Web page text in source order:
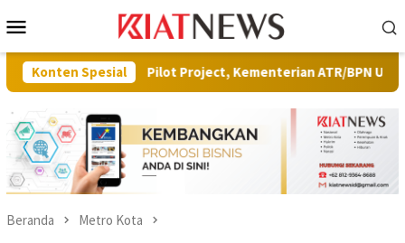
ke
Mobile
Konten Spesial
Pilot Project, Kementerian ATR/BPN Uji Coba
Beranda Metro Kota